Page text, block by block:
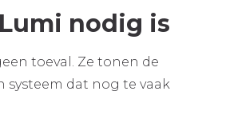
nodig is
toeval. Ze tonen de
systeem dat nog te vaak